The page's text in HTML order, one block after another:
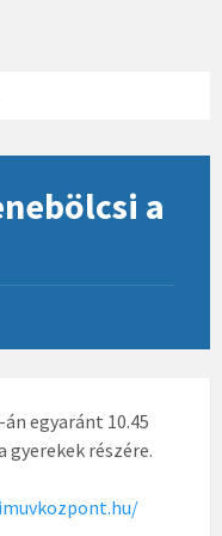
a
egyaránt 10.45
részére.